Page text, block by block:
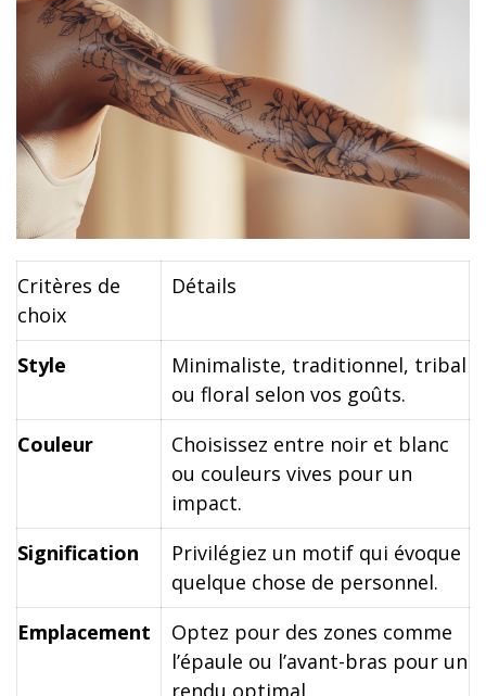
Critères de
choix
Détails
Style
Minimaliste, traditionnel, tribal
ou floral selon vos goûts.
Couleur
Choisissez entre noir et blanc
ou couleurs vives pour un
impact.
Signification
Privilégiez un motif qui évoque
quelque chose de personnel.
Emplacement
Optez pour des zones comme
l’épaule ou l’avant-bras pour un
rendu optimal.